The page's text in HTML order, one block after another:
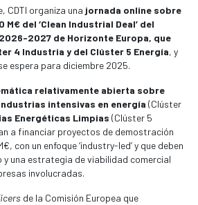
CDTI organiza una jornada online sobre
del ‘Clean Industrial Deal’ del
2027 de Horizonte Europa, que
4 Industria y del Clúster 5 Energía, y
espera para diciembre 2025.
relativamente abierta sobre
intensivas en energía (Clúster
Energéticas Limpias (Clúster 5
a financiar proyectos de demostración
con un enfoque ‘industry-led’ y que deben
y una estrategia de viabilidad comercial
involucradas.
de la Comisión Europea que